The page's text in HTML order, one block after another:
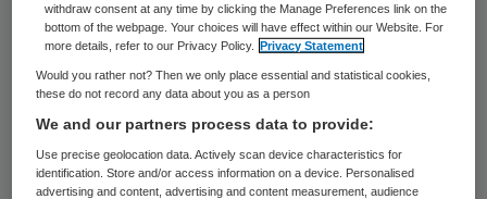
Van der Kruis fungeerde tot 1 januari jl. als
bestuurder in de gehandicaptenzorg en is
hij lid van de programmacommissie van
ZonMW voor het wetenschappelijk
onderzoek in de gehandicaptensector.
Daarnaast is hij onder andere voorzitter
withdraw consent at any time by clicking the Manage Preferences link on the
bottom of the webpage. Your choices will have effect within our Website. For
more details, refer to our Privacy Policy.
Privacy Statement
Would you rather not? Then we only place essential and statistical cookies,
these do not record any data about you as a person
We and our partners process data to provide:
Use precise geolocation data. Actively scan device characteristics for
identification. Store and/or access information on a device. Personalised
advertising and content, advertising and content measurement, audience